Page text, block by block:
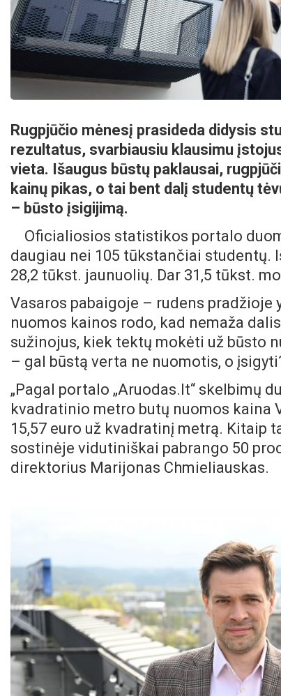
Rugpjūčio mėnesį prasideda didysis
rezultatus, svarbiausiu klausimu
vieta. Išaugus būstų paklausai,
kainų pikas, o tai bent dalį studentų
– būsto įsigijimą.
Oficialiosios statistikos portalo
daugiau nei 105 tūkstančiai studentų.
28,2 tūkst. jaunuolių. Dar 31,5 tūkst.
Vasaros pabaigoje – rudens
nuomos kainos rodo, kad nemaža
sužinojus, kiek tektų mokėti už būsto
– gal būstą verta ne nuomotis, o
„Pagal portalo „Aruodas.lt“ skelbimų
kvadratinio metro butų nuomos kaina
15,57 euro už kvadratinį metrą. Kitaip
sostinėje vidutiniškai pabrango 50
direktorius Marijonas Chmieliauskas.